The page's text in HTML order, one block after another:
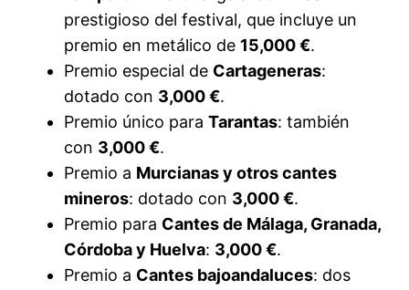
prestigioso del festival, que incluye un
premio en metálico de 15,000 €.
Premio especial de Cartageneras:
dotado con 3,000 €.
Premio único paraTarantas: también
con 3,000 €.
Premio a Murcianas y otros cantes
mineros: dotado con 3,000 €.
Premio para Cantes de Málaga, Granada,
Córdoba y Huelva: 3,000 €.
Premio a Cantes bajoandaluces: dos